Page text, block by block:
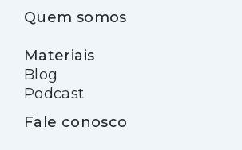
Quem somos
Materiais
Blog
Podcast
Fale conosco